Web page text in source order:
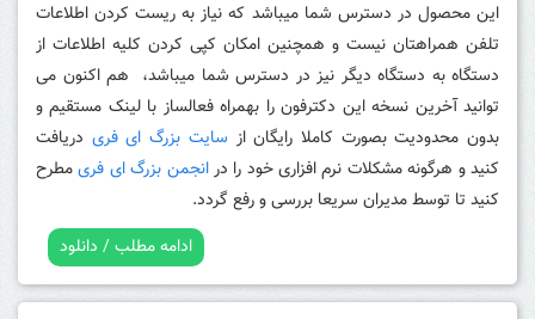
این محصول در دسترس شما میباشد که نیاز به ریست کردن اطلاعات
تلفن همراهتان نیست و همچنین امکان کپی کردن کلیه اطلاعات از
دستگاه به دستگاه دیگر نیز در دسترس شما میباشد، هم اکنون می
توانید آخرین نسخه این دکترفون را بهمراه فعالساز با لینک مستقیم و
بدون محدودیت بصورت کاملا رایگان از سایت بزرگ ای فری دریافت
کنید و هرگونه مشکلات نرم افزاری خود را درانجمن بزرگ ای فریمطرح
کنید تا توسط مدیران سریعا بررسی و رفع گردد.
ادامه مطلب / دانلود